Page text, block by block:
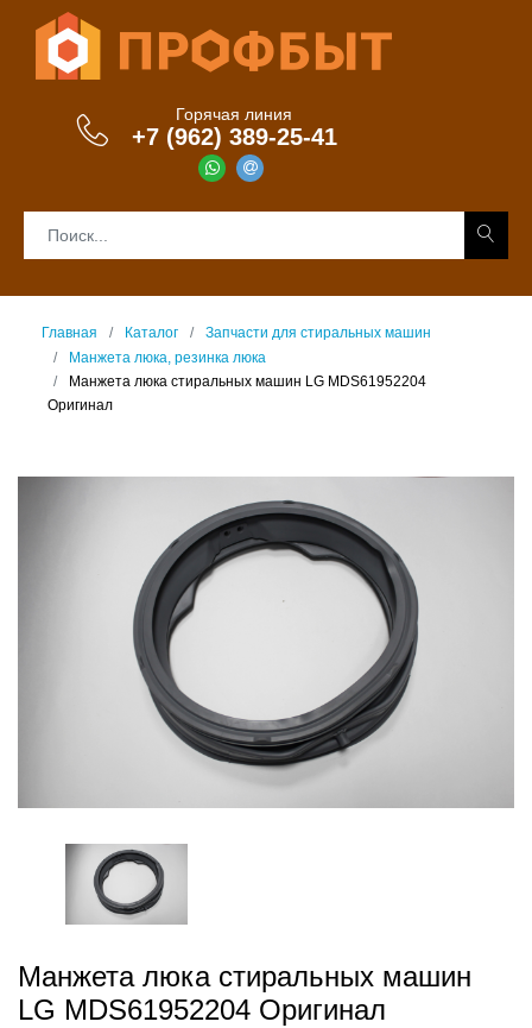
Горячая линия
+7 (962) 389-25-41
Главная Каталог
Запчасти для стиральных машин
Манжета люка, резинка люка
Манжета люка стиральных машин LG MDS61952204
Оригинал
Манжета люка стиральных машин
LG MDS61952204 Оригинал